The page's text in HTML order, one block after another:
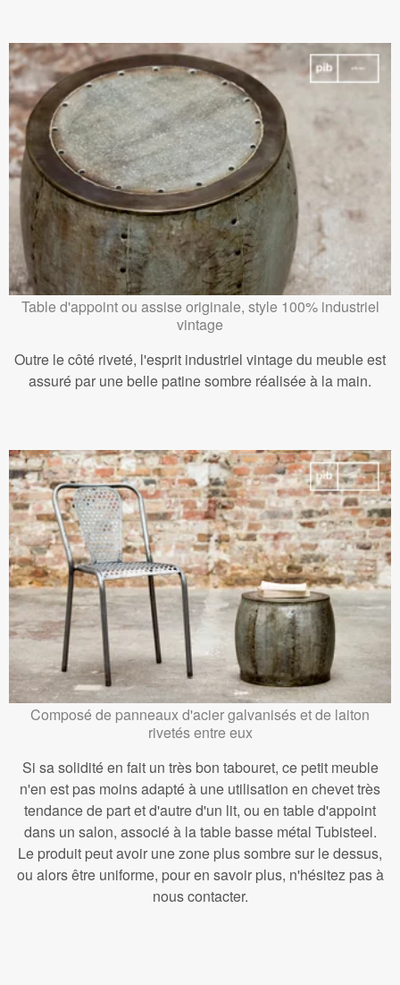
Table d'appoint ou assise originale, style 100% industriel
vintage
Outre le côté riveté, l'esprit industriel vintage du meuble est
assuré par une belle patine sombre réalisée à la main.
Composé de panneaux d'acier galvanisés et de laiton
rivetés entre eux
Si sa solidité en fait un très bon tabouret, ce petit meuble
n'en est pas moins adapté à une utilisation en chevet très
tendance de part et d'autre d'un lit, ou en table d'appoint
dans un salon, associé à la table basse métal Tubisteel.
Le produit peut avoir une zone plus sombre sur le dessus,
ou alors être uniforme, pour en savoir plus, n'hésitez pas à
nous contacter.